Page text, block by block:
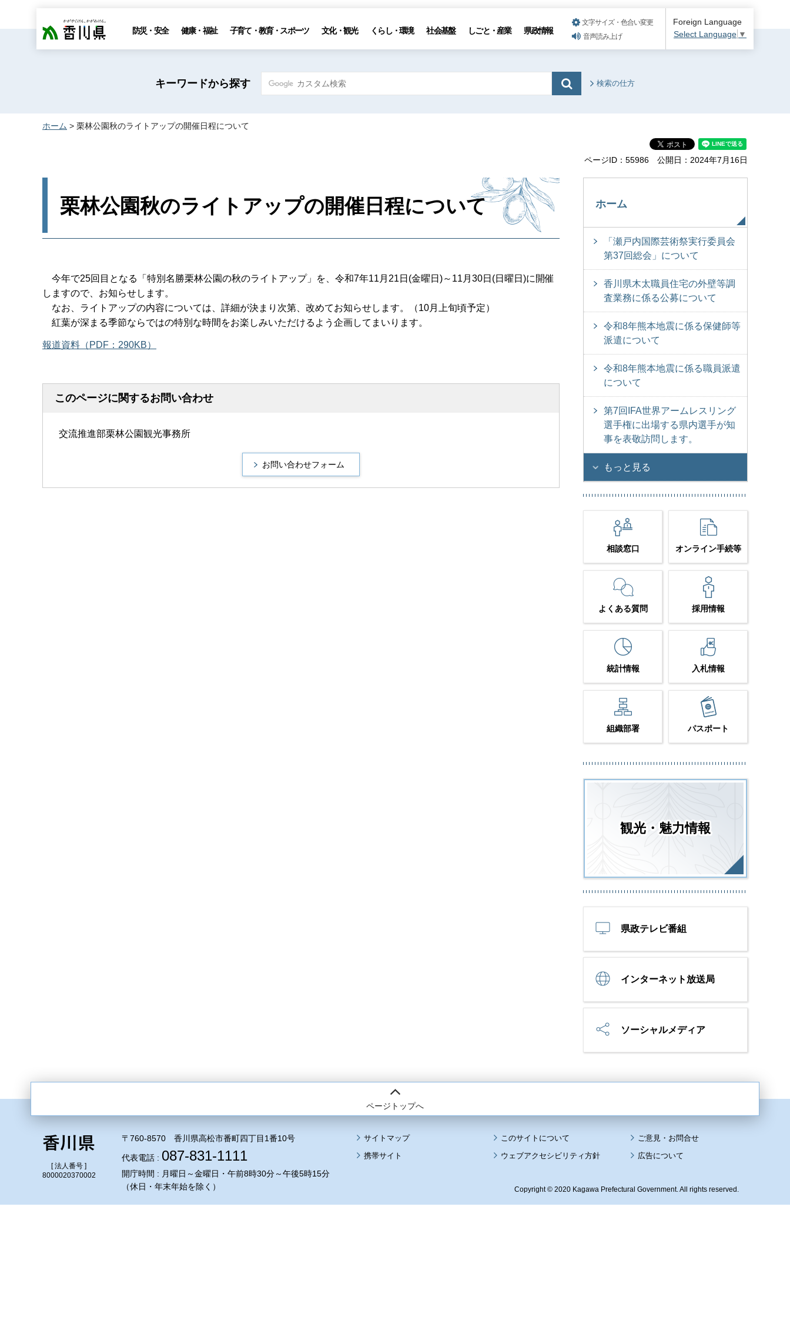
香川県 防災・安全 健康・福祉 子育て・教育・スポーツ 文化・観光 くらし・環境 社会基盤 しごと・産業 県政情報
文字サイズ・色合い変更
音声読み上げ
Foreign Language
Select Language ▼
キーワードから探す 検索の仕方
ホーム > 栗林公園秋のライトアップの開催日程について
ページID：55986 公開日：2024年7月16日
栗林公園秋のライトアップの開催日程について
今年で25回目となる「特別名勝栗林公園の秋のライトアップ」を、令和7年11月21日(金曜日)～11月30日(日曜日)に開催
しますので、お知らせします。
なお、ライトアップの内容については、詳細が決まり次第、改めてお知らせします。（10月上旬頃予定）
紅葉が深まる季節ならではの特別な時間をお楽しみいただけるよう企画してまいります。
報道資料（PDF：290KB）
このページに関するお問い合わせ
交流推進部栗林公園観光事務所
ホーム
「瀬戸内国際芸術祭実行委員会
第37回総会」について
香川県木太職員住宅の外壁等調
査業務に係る公募について
令和8年熊本地震に係る保健師等
派遣について
令和8年熊本地震に係る職員派遣
について
第7回IFA世界アームレスリング
選手権に出場する県内選手が知
事を表敬訪問します。
もっと見る
相談窓口 オンライン手続等
よくある質問 採用情報
統計情報 入札情報
組織部署 パスポート
観光・魅力情報
県政テレビ番組
インターネット放送局
ソーシャルメディア
ページトップへ
[ 法人番号 ]
8000020370002
〒760-8570 香川県高松市番町四丁目1番10号
代表電話 : 087-831-1111
開庁時間 : 月曜日～金曜日・午前8時30分～午後5時15分
（休日・年末年始を除く）
サイトマップ
このサイトについて
携帯サイト
ウェブアクセシビリティ方針 広告について
Copyright © 2020 Kagawa Prefectural Government. All rights reserved.